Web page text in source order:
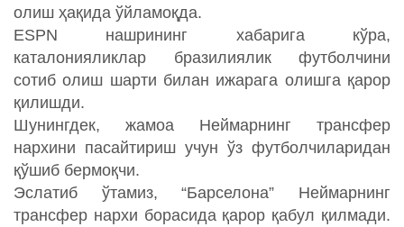
олиш ҳақида ўйламоқда.
ESPN нашрининг хабарига кўра,
каталонияликлар бразилиялик футболчини
сотиб олиш шарти билан ижарага олишга қарор
қилишди.
Шунингдек, жамоа Неймарнинг трансфер
нархини пасайтириш учун ўз футболчиларидан
қўшиб бермоқчи.
Эслатиб ўтамиз, “Барселона” Неймарнинг
трансфер нархи борасида қарор қабул қилмади.